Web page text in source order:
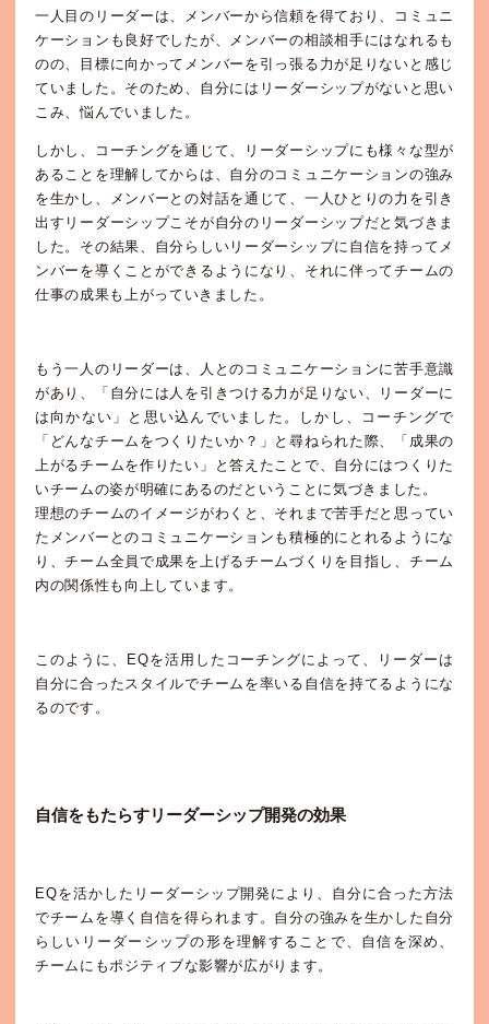
一人目のリーダーは、メンバーから信頼を得ており、コミュニ
ケーションも良好でしたが、メンバーの相談相手にはなれるも
のの、目標に向かってメンバーを引っ張る力が足りないと感じ
ていました。そのため、自分にはリーダーシップがないと思い
こみ、悩んでいました。
しかし、コーチングを通じて、リーダーシップにも様々な型が
あることを理解してからは、自分のコミュニケーションの強み
を生かし、メンバーとの対話を通じて、一人ひとりの力を引き
出すリーダーシップこそが自分のリーダーシップだと気づきま
した。その結果、自分らしいリーダーシップに自信を持ってメ
ンバーを導くことができるようになり、それに伴ってチームの
仕事の成果も上がっていきました。
もう一人のリーダーは、人とのコミュニケーションに苦手意識
があり、「自分には人を引きつける力が足りない、リーダーに
は向かない」と思い込んでいました。しかし、コーチングで
「どんなチームをつくりたいか？」と尋ねられた際、「成果の
上がるチームを作りたい」と答えたことで、自分にはつくりた
いチームの姿が明確にあるのだということに気づきました。
理想のチームのイメージがわくと、それまで苦手だと思ってい
たメンバーとのコミュニケーションも積極的にとれるようにな
り、チーム全員で成果を上げるチームづくりを目指し、チーム
内の関係性も向上しています。
このように、EQを活用したコーチングによって、リーダーは
自分に合ったスタイルでチームを率いる自信を持てるようにな
るのです。
自信をもたらすリーダーシップ開発の効果
EQを活かしたリーダーシップ開発により、自分に合った方法
でチームを導く自信を得られます。自分の強みを生かした自分
らしいリーダーシップの形を理解することで、自信を深め、
チームにもポジティブな影響が広がります。